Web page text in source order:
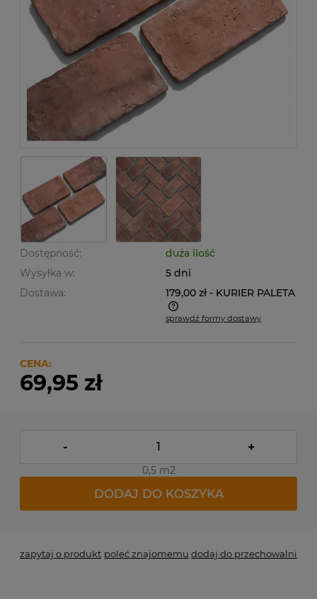
Dostępność:
duża ilość
Wysyłka w:
5 dni
Dostawa:
179,00 zł - KURIER PALETA
Cena nie zawiera ewentualnych kosztów płatności
sprawdź formy dostawy
CENA:
69,95 zł
- +
0,5 m2
DODAJ DO KOSZYKA
zapytaj o produkt poleć znajomemu dodaj do przechowalni